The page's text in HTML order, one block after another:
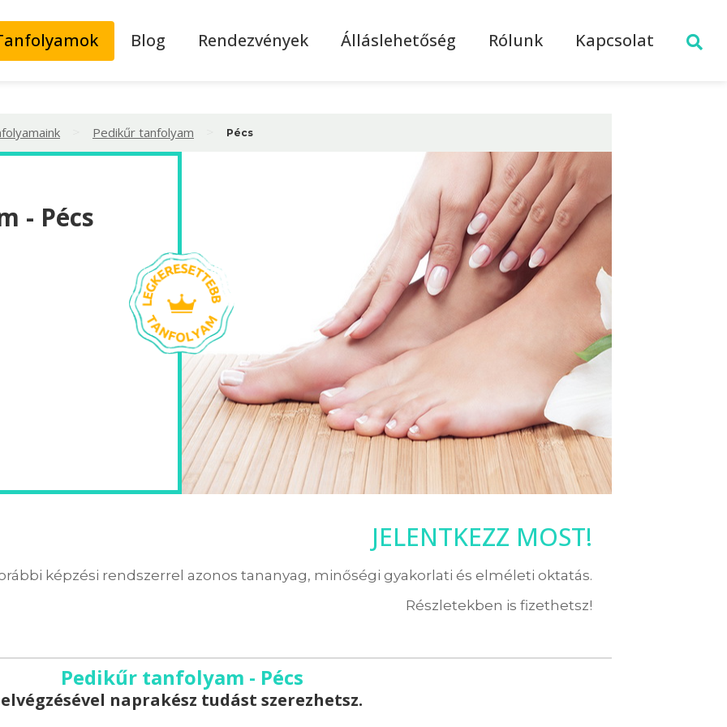
Blog Rendezvények Álláslehetőség Rólunk Kapcsolat
Pedikűr tanfolyam Pécs
- Pécs
JELENTKEZZ MOST!
képzési rendszerrel azonos tananyag, minőségi gyakorlati és elméleti oktatás.
Részletekben is fizethetsz!
Pedikűr tanfolyam - Pécs
elvégzésével naprakész tudást szerezhetsz.